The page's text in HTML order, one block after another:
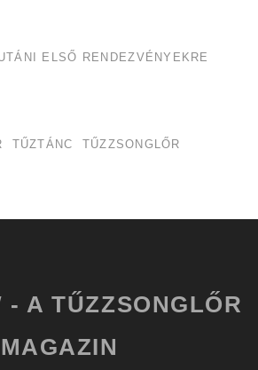
ELSŐ RENDEZVÉNYEKRE
TŰZTÁNC TŰZZSONGLŐR
- A TŰZZSONGLŐR
MAGAZIN